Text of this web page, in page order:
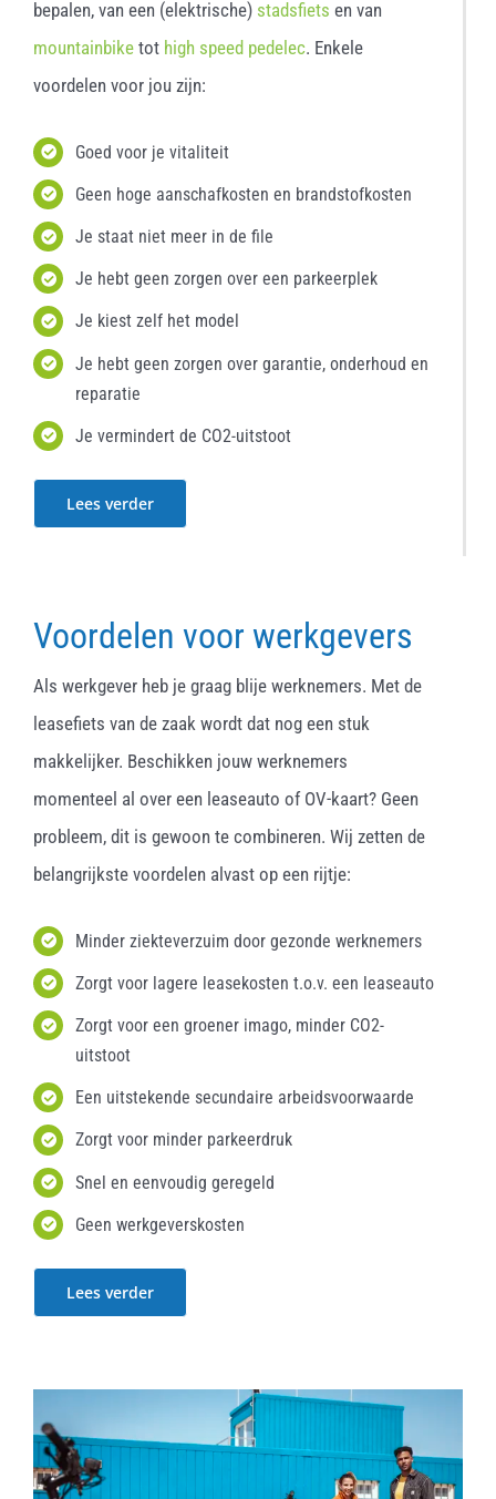
bepalen, van een (elektrische) stadsfiets en van
mountainbiketot high speed pedelec. Enkele
voordelen voor jou zijn:
Goed voor je vitaliteit
Geen hoge aanschafkosten en brandstofkosten
Je staat niet meer in de file
Je hebt geen zorgen over een parkeerplek
Je kiest zelf het model
Je hebt geen zorgen over garantie, onderhoud en
reparatie
Je vermindert de CO2-uitstoot
Lees verder
Voordelen voor werkgevers
Als werkgever heb je graag blije werknemers. Met de
leasefiets van de zaak wordt dat nog een stuk
makkelijker. Beschikken jouw werknemers
momenteel al over een leaseauto of OV-kaart? Geen
probleem, dit is gewoon te combineren. Wij zetten de
belangrijkste voordelen alvast op een rijtje:
Minder ziekteverzuim door gezonde werknemers
Zorgt voor lagere leasekosten t.o.v. een leaseauto
Zorgt voor een groener imago, minder CO2-
uitstoot
Een uitstekende secundaire arbeidsvoorwaarde
Zorgt voor minder parkeerdruk
Snel en eenvoudig geregeld
Geen werkgeverskosten
Lees verder